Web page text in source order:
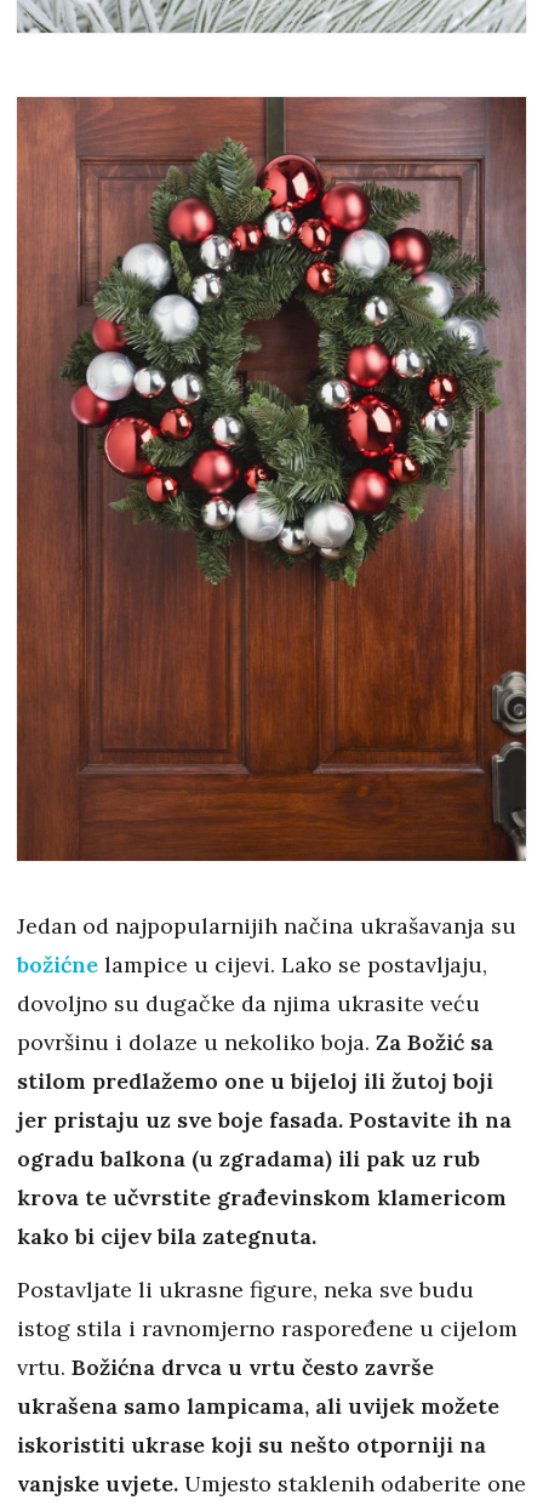
Jedan od najpopularnijih načina ukrašavanja su
božićne lampice u cijevi. Lako se postavljaju,
dovoljno su dugačke da njima ukrasite veću
površinu i dolaze u nekoliko boja. Za Božić sa
stilom predlažemo one u bijeloj ili žutoj boji
jer pristaju uz sve boje fasada. Postavite ih na
ogradu balkona (u zgradama) ili pak uz rub
krova te učvrstite građevinskom klamericom
kako bi cijev bila zategnuta.
Postavljate li ukrasne figure, neka sve budu
istog stila i ravnomjerno raspoređene u cijelom
vrtu. Božićna drvca u vrtu često završe
ukrašena samo lampicama, ali uvijek možete
iskoristiti ukrase koji su nešto otporniji na
vanjske uvjete. Umjesto staklenih odaberite one